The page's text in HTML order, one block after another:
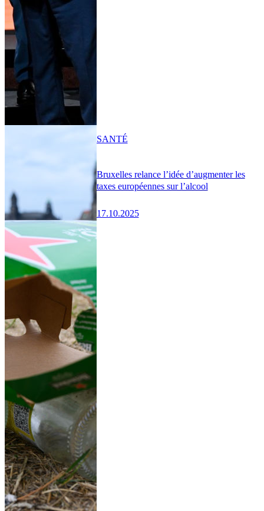
Bruxelles relance l’idée d’augmenter les
taxes européennes sur l’alcool
17.10.2025
SANTÉ